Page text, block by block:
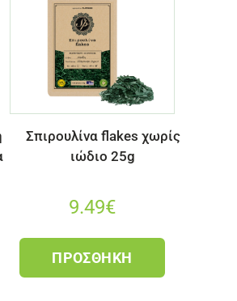
Σπιρουλίνα flakes χωρίς
ιώδιο 25g
9.49€
ΠΡΟΣΘΉΚΗ